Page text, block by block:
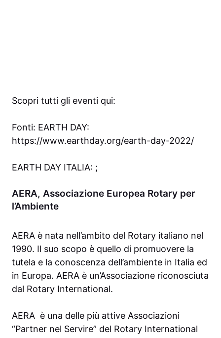
Scopri tutti gli eventi qui:
Fonti: EARTH DAY:
https://www.earthday.org/earth-day-2022/
EARTH DAY ITALIA: ;
AERA, Associazione Europea Rotary per
l’Ambiente
AERA è nata nell’ambito del Rotary italiano nel
1990. Il suo scopo è quello di promuovere la
tutela e la conoscenza dell’ambiente in Italia ed
in Europa. AERA è un’Associazione riconosciuta
dal Rotary International.
AERA è una delle più attive Associazioni
“Partner nel Servire” del Rotary International